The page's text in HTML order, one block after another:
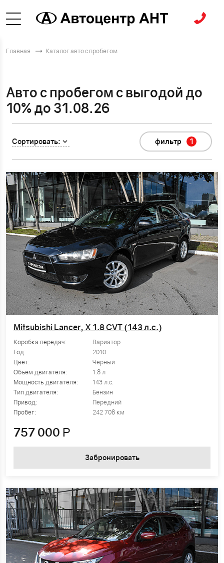
Главная Каталог авто с пробегом
Авто с пробегом с выгодой до
10% до 31.08.26
Сортировать: фильтр 1
Mitsubishi Lancer, X 1.8 CVT (143 л.с.)
Коробка передач:
Вариатор
Год:
2010
Цвет:
Черный
Объем двигателя:
1.8 л
Мощность двигателя:
143 л.с.
Тип двигателя:
Бензин
Привод:
Передний
Пробег:
242 708 км
757 000 Р
Забронировать